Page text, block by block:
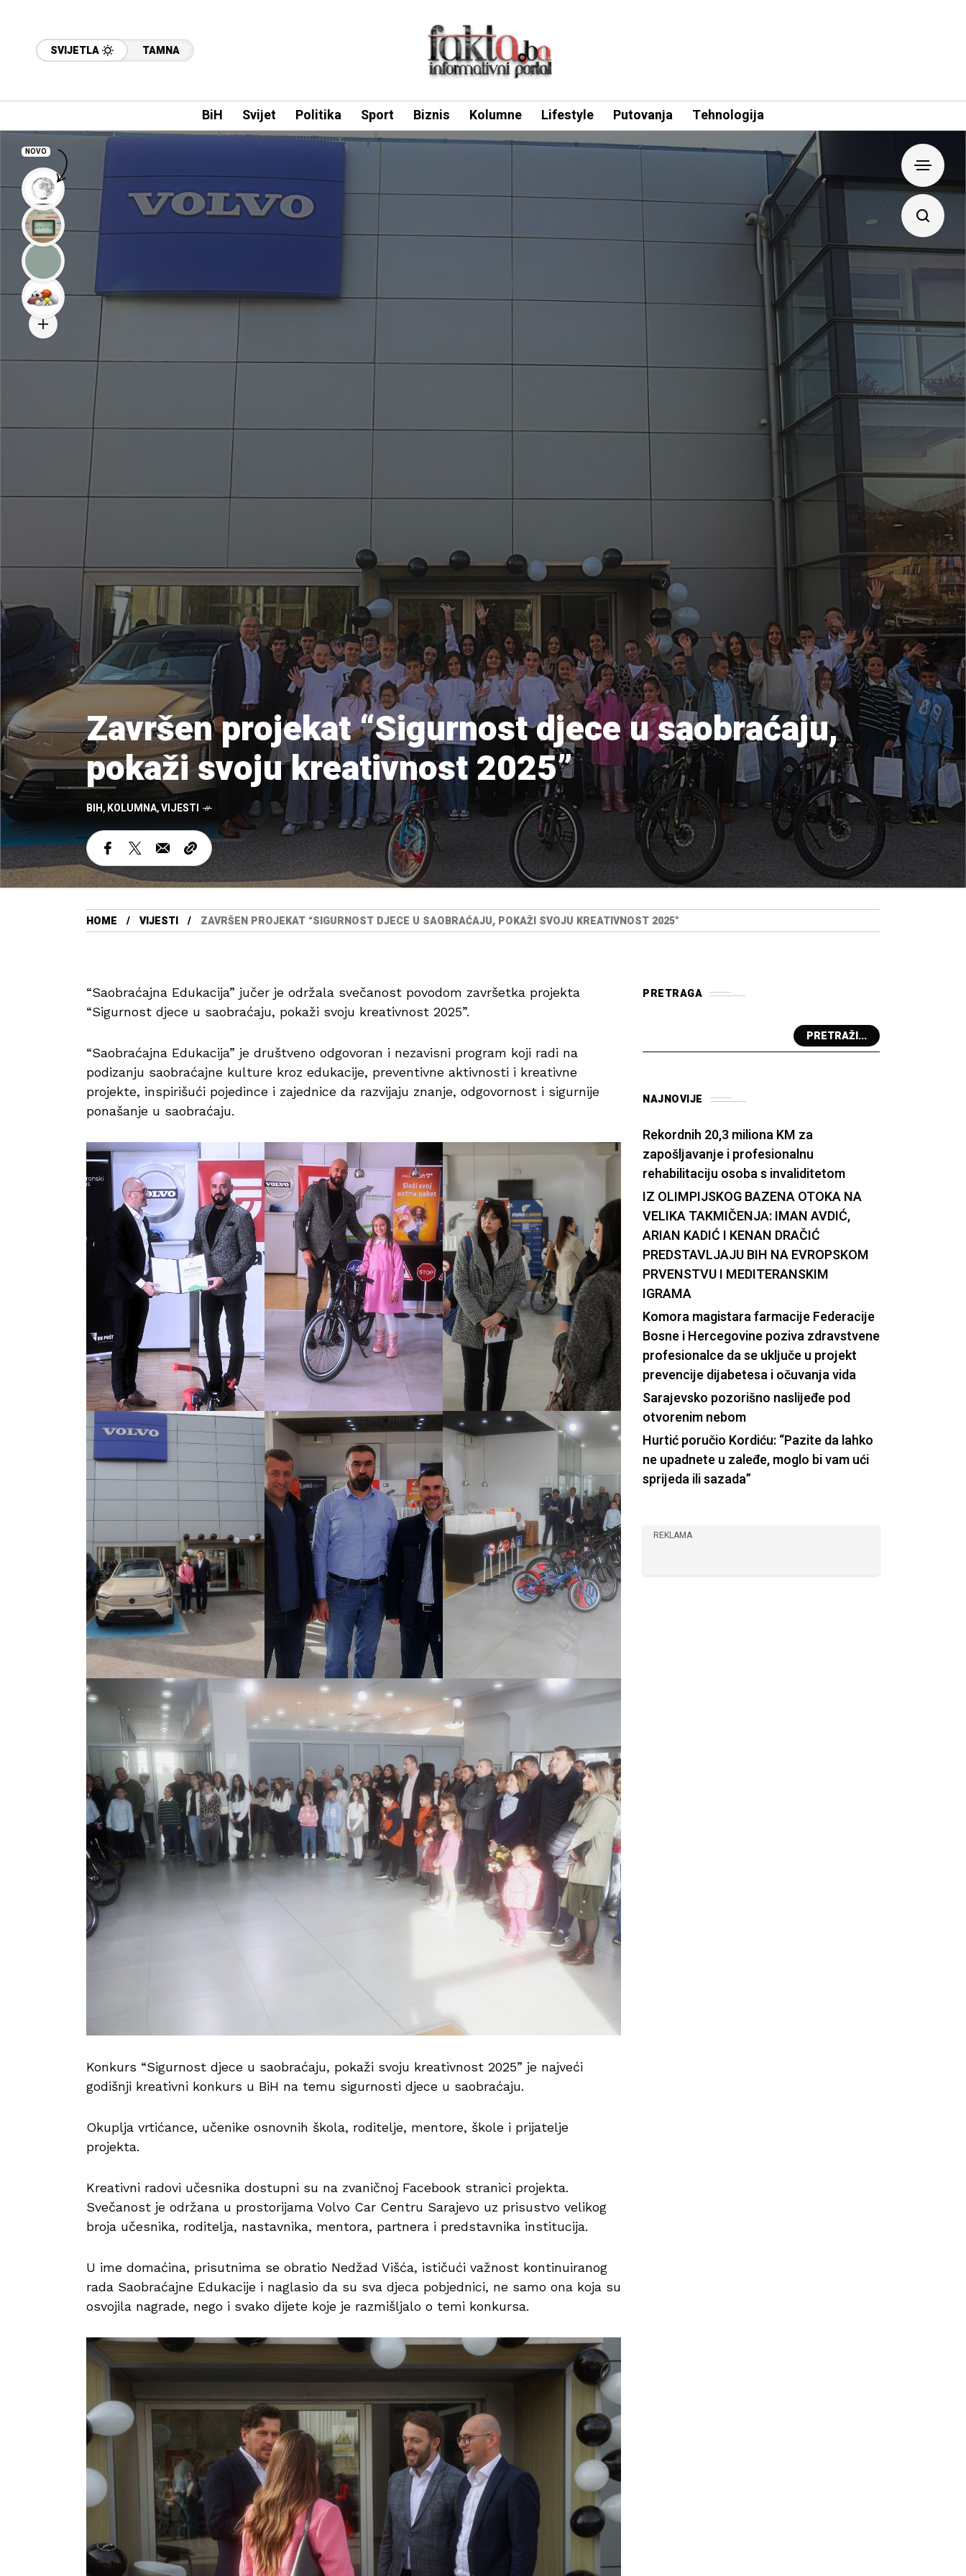
SVIJETLA TAMNA
BiH Svijet Politika Sport Biznis Kolumne Lifestyle Putovanja Tehnologija
Završen projekat “Sigurnost djece u saobraćaju,
pokaži svoju kreativnost 2025”
BIH,KOLUMNA,VIJESTI
HOME VIJESTI ZAVRŠEN PROJEKAT “SIGURNOST DJECE U SAOBRAĆAJU, POKAŽI SVOJU KREATIVNOST 2025”
“Saobraćajna Edukacija” jučer je održala svečanost povodom završetka projekta
“Sigurnost djece u saobraćaju, pokaži svoju kreativnost 2025”.
“Saobraćajna Edukacija” je društveno odgovoran i nezavisni program koji radi na
podizanju saobraćajne kulture kroz edukacije, preventivne aktivnosti i kreativne
projekte, inspirišući pojedince i zajednice da razvijaju znanje, odgovornost i sigurnije
ponašanje u saobraćaju.
Konkurs “Sigurnost djece u saobraćaju, pokaži svoju kreativnost 2025” je najveći
godišnji kreativni konkurs u BiH na temu sigurnosti djece u saobraćaju.
Okuplja vrtićance, učenike osnovnih škola, roditelje, mentore, škole i prijatelje
projekta.
Kreativni radovi učesnika dostupni su na zvaničnoj Facebook stranici projekta.
Svečanost je održana u prostorijama Volvo Car Centru Sarajevo uz prisustvo velikog
broja učesnika, roditelja, nastavnika, mentora, partnera i predstavnika institucija.
U ime domaćina, prisutnima se obratio Nedžad Višća, ističući važnost kontinuiranog
rada Saobraćajne Edukacije i naglasio da su sva djeca pobjednici, ne samo ona koja su
osvojila nagrade, nego i svako dijete koje je razmišljalo o temi konkursa.
PRETRAGA
PRETRAŽI...
NAJNOVIJE
Rekordnih 20,3 miliona KM za
zapošljavanje i profesionalnu
rehabilitaciju osoba s invaliditetom
IZ OLIMPIJSKOG BAZENA OTOKA NA
VELIKA TAKMIČENJA: IMAN AVDIĆ,
ARIAN KADIĆ I KENAN DRAČIĆ
PREDSTAVLJAJU BIH NA EVROPSKOM
PRVENSTVU I MEDITERANSKIM
IGRAMA
Komora magistara farmacije Federacije
Bosne i Hercegovine poziva zdravstvene
profesionalce da se uključe u projekt
prevencije dijabetesa i očuvanja vida
Sarajevsko pozorišno naslijeđe pod
otvorenim nebom
Hurtić poručio Kordiću: “Pazite da lahko
ne upadnete u zaleđe, moglo bi vam ući
sprijeda ili sazada”
REKLAMA
NOVO